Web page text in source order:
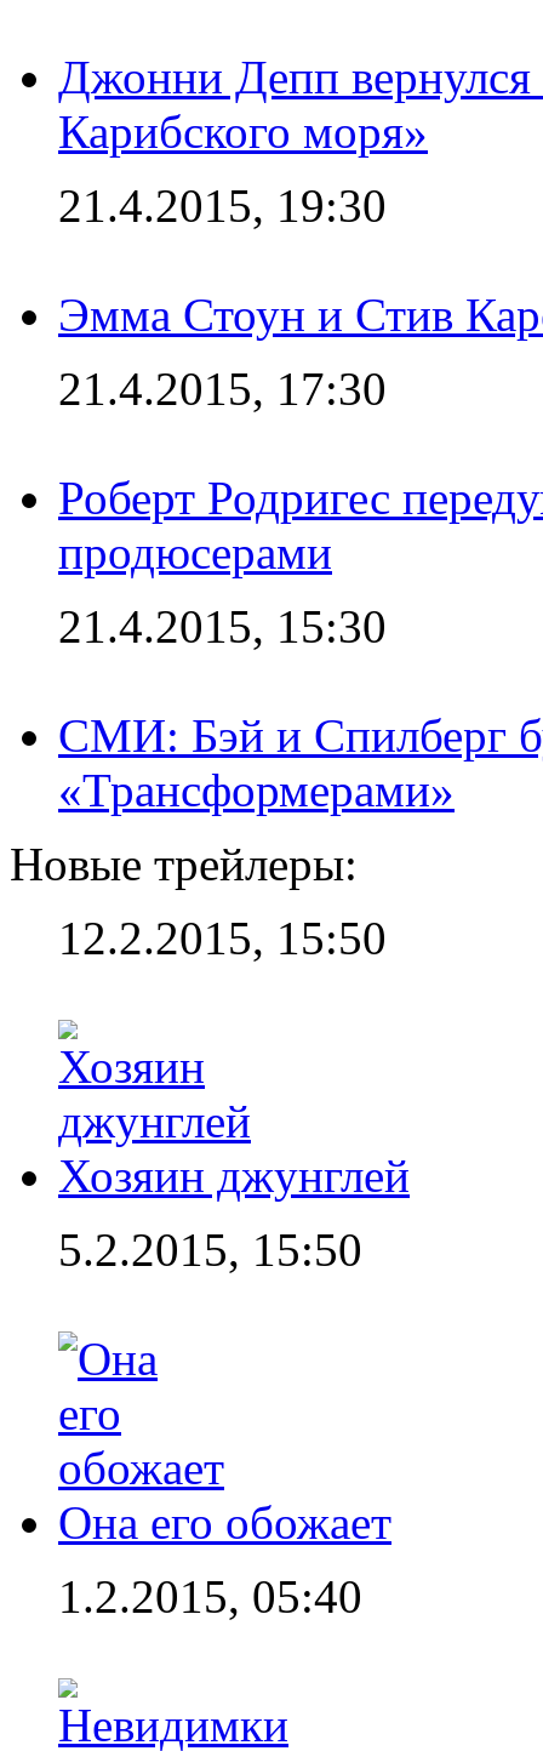
Джонни Депп
Карибского моря»
21.4.2015, 19:30
Эмма Стоун и Стив
21.4.2015, 17:30
Роберт Родригес
продюсерами
21.4.2015, 15:30
СМИ: Бэй и Спилберг
«Трансформерами»
Новые трейлеры:
12.2.2015, 15:50
Хозяин джунглей
5.2.2015, 15:50
Она его обожает
1.2.2015, 05:40